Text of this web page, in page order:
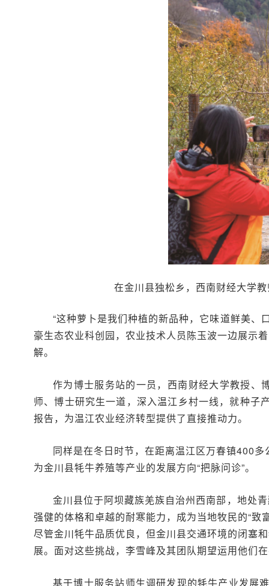
在金川县独松乡，西南财经大学
“这种萝卜是我们种植的新品种，它味道鲜美
豪生态农业科创园，农业技术人员陈玉波一边展示
解。
作为博士服务站的一员，西南财经大学教授
师、博士研究生一道，深入温江乡村一线，就种子
报告，为温江农业经济转型提供了直接推动力。
同样是在冬日时节，在距离温江区万春镇400
为金川县牦牛养殖等产业的发展方向“把脉问诊”。
金川县位于阿坝藏族羌族自治州西南部，地处
强健的体格和卓越的耐寒能力，成为当地牧民的“
尽管金川牦牛品质优良，但金川县交通环境的闭塞
展。面对这些挑战，李雪峰及其团队期望运用他们
基于博士服务站师生调研发现的牦牛产业发展